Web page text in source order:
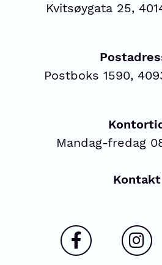
Kvitsøygata 25,
Postboks 1590,
Mandag-fredag
Kontakt